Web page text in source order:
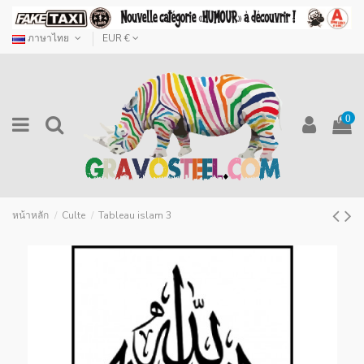
ภาษาไทย EUR €
0
หน้าหลัก Culte Tableau islam 3